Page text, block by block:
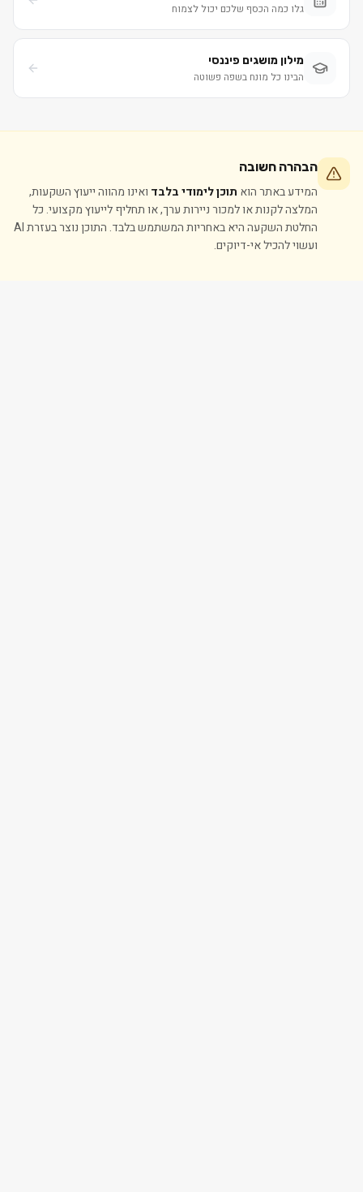
גלו כמה הכסף שלכם יכול לצמוח
מילון מושגים פיננסי
הבינו כל מונח בשפה פשוטה
הבהרה חשובה
המידע באתר הוא תוכן לימודי בלבד ואינו מהווה ייעוץ השקעות,
המלצה לקנות או למכור ניירות ערך, או תחליף לייעוץ מקצועי. כל
החלטת השקעה היא באחריות המשתמש בלבד. התוכן נוצר בעזרת AI
ועשוי להכיל אי-דיוקים.